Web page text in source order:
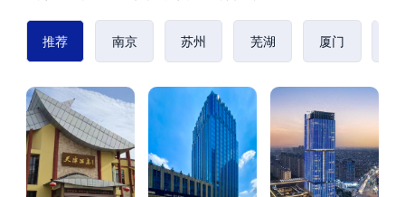
推荐 南京 苏州 芜湖 厦门